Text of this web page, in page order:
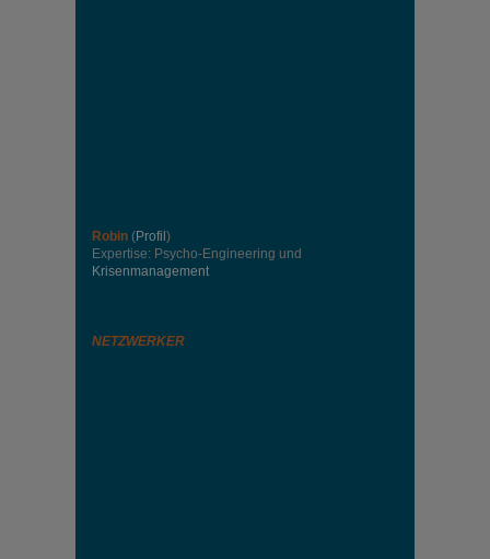
Robin (Profil )
Expertise: Psycho-Engineering und
Krisenmanagement
NETZWERKER